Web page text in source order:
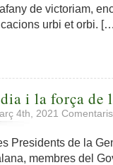
de victoriam,
urbi et orbi.
i la força de
4th, 2021
Presidents de la
membres del